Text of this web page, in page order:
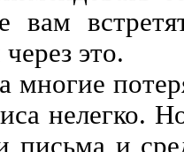
вам
это.
многие
нелегко.
письма и